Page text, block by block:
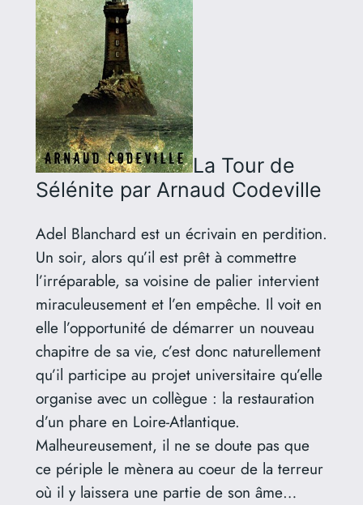
La Tour de
Sélénite par Arnaud Codeville
Adel Blanchard est un écrivain en perdition.
Un soir, alors qu’il est prêt à commettre
l’irréparable, sa voisine de palier intervient
miraculeusement et l’en empêche. Il voit en
elle l’opportunité de démarrer un nouveau
chapitre de sa vie, c’est donc naturellement
qu’il participe au projet universitaire qu’elle
organise avec un collègue : la restauration
d’un phare en Loire-Atlantique.
Malheureusement, il ne se doute pas que
ce périple le mènera au coeur de la terreur
où il y laissera une partie de son âme…